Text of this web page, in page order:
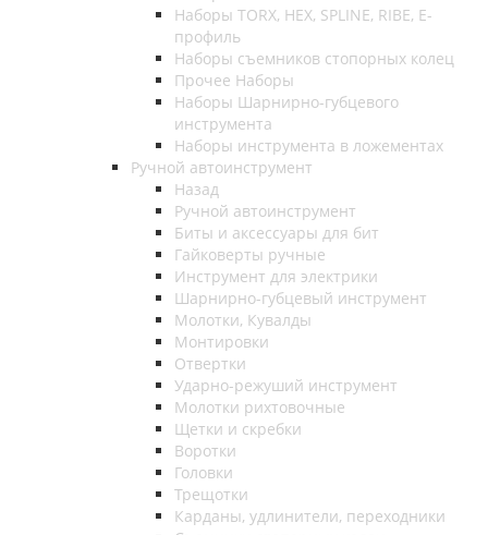
Наборы TORX, HEX, SPLINE, RIBE, E-
профиль
Наборы съемников стопорных колец
Прочее Наборы
Наборы Шарнирно-губцевого
инструмента
Наборы инструмента в ложементах
Ручной автоинструмент
Назад
Ручной автоинструмент
Биты и аксессуары для бит
Гайковерты ручные
Инструмент для электрики
Шарнирно-губцевый инструмент
Молотки, Кувалды
Монтировки
Отвертки
Ударно-режуший инструмент
Молотки рихтовочные
Щетки и скребки
Воротки
Головки
Трещотки
Карданы, удлинители, переходники